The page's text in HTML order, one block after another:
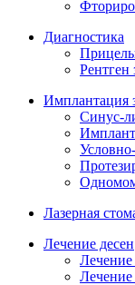
Диагностика
Рентген
Имплантация
Синус-
Лазерная
Лечение десен
Лечение